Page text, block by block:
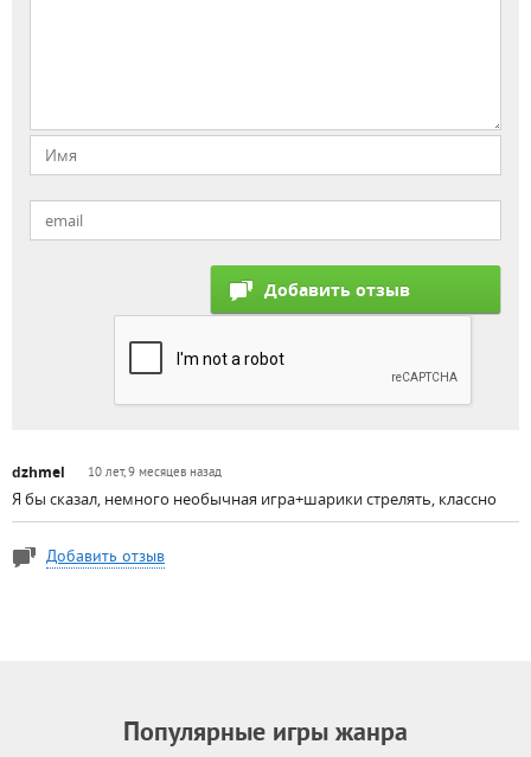
dzhmel 10 лет, 9 месяцев назад
Я бы сказал, немного необычная игра+шарики стрелять, классно
Добавить отзыв
Популярные игры жанра